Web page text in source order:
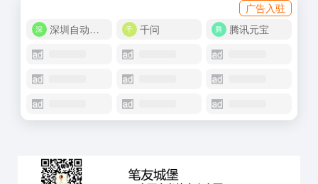
广告入驻
深圳自动化商城
千问 腾讯元宝